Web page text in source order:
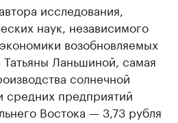
исследования,
наук, независимого
возобновляемых
Ланьшиной, самая
солнечной
средних предприятий
Востока — 3,73 рубля